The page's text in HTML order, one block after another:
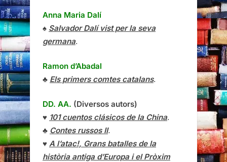
Anna Maria Dalí
♠ Salvador Dalí vist per la seva
germana.
Ramon d’Abadal
♣ Els primers comtes catalans.
DD. AA. (Diversos autors)
♥ 101 cuentos clásicos de la China.
♣ Contes russos II.
♥ A l’atac!, Grans batalles de la
història antiga d’Europa i el Pròxim